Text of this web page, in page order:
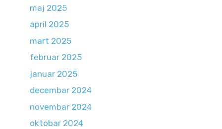
maj 2025
april 2025
mart 2025
februar 2025
januar 2025
decembar 2024
novembar 2024
oktobar 2024